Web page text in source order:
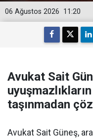
11:20
06 Ağustos 2026
Avukat Sait
taşınmadan
Avukat Sait Güneş,